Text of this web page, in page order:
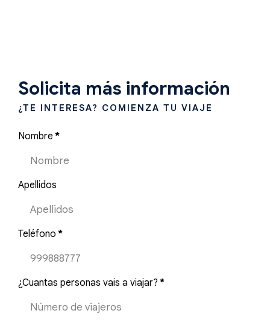
Solicita más información
¿TE INTERESA? COMIENZA TU VIAJE
Nombre *
Apellidos
Teléfono *
¿Cuantas personas vais a viajar? *